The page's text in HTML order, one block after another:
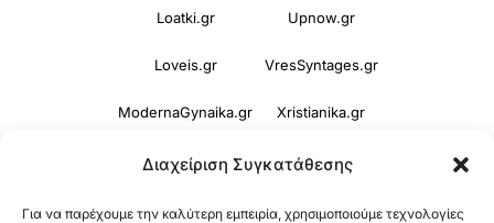
Διαχείριση Συγκατάθεσης
Για να παρέχουμε την καλύτερη εμπειρία, χρησιμοποιούμε τεχνολογίες
Loatki.gr Upnow.gr
Loveis.gr VresSyntages.gr
ModernaGynaika.gr Xristianika.gr
OikonomiaPlus.gr ZoumeKalytera.gr
Oikotropia.gr ZoumeSpiti.gr